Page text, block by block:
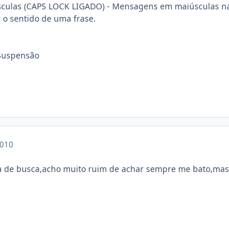
(CAPS LOCK LIGADO) - Mensagens em maiúsculas
sentido de uma frase.
busca,acho muito ruim de achar sempre me